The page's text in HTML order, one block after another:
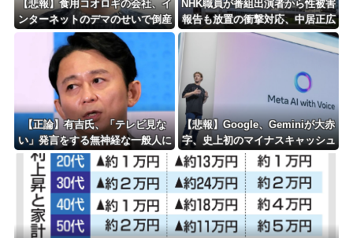
【悲報】食用コオロギの会社、イ
ンターネットのデマのせいで倒産
ｗｗｗｗｗｗｗｗｗｗｗｗ
NHK職員が番組出演者から性被害
報告も放置の衝撃対応、中居正広
と国分太一の事例もNHKは「加害
者を守る」のか、指摘される“隠
【正論】有吉氏、「テレビ見な
い」発言をする無神経な一般人に
憤慨ｗｗｗｗｗｗｗ
【悲報】Google、Geminiが大赤
字、史上初のマイナスキャッシュ
フローに陥る・・・